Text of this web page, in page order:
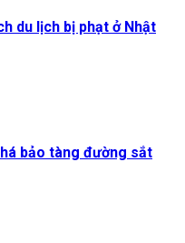
du lịch bị phạt ở Nhật
bảo tàng đường sắt